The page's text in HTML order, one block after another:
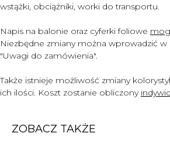
wstążki, obciążniki, worki do transportu.
Napis na balonie oraz cyferki foliowe
Niezbędne zmiany można wprowadzić w
"Uwagi do zamówienia".
Także istnieje możliwość zmiany
ich ilości. Koszt zostanie obliczony
ZOBACZ TAKŻE
+48 577 691 933
moore.balloons.krakow@gmail.com
KONTAKT
TWORZENIE STRONY